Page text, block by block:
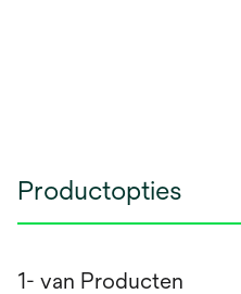
Productopties
1- van Producten